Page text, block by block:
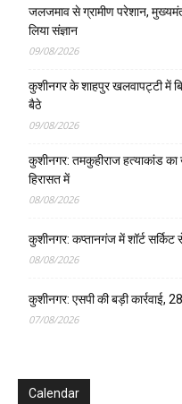
जलजमाव से ग्रामीण परेशान,
लिया संज्ञान
09/08/2026
कुशीनगर के शाहपुर खलवापट्टी में
बैठे
09/08/2026
कुशीनगर: तमकुहीराज हत्याकांड का
हिरासत में
08/08/2026
कुशीनगर: कप्तानगंज में शॉर्ट
08/08/2026
कुशीनगर: एसपी की बड़ी कार्रवाई,
07/08/2026
Calendar